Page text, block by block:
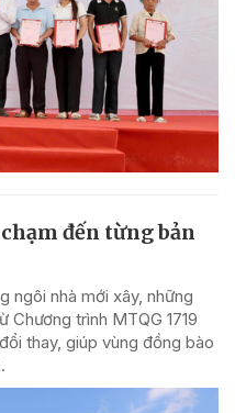
đến từng bản
ngôi nhà mới xây, những
trình MTQG 1719
thay, giúp vùng đồng bào